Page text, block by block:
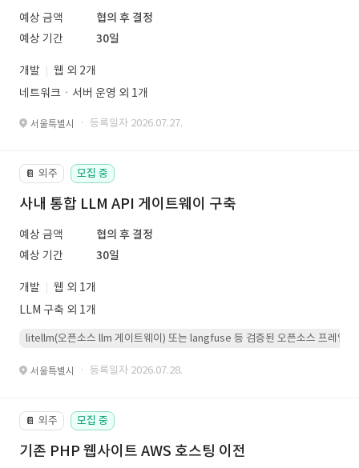
예상 금액
협의 후 결정
예상 기간
30일
개발
웹 외 2개
네트워크ㆍ서버 운영 외 1개
서울특별시 · 등록일자 2026.07.27.
📔 외주 모집 중
사내 통합 LLM API 게이트웨이 구축
예상 금액
협의 후 결정
예상 기간
30일
개발
웹 외 1개
LLM 구축 외 1개
litellm(오픈소스 llm 게이트웨이) 또는 langfuse 등 검증된 오픈소스 프레임워
서울특별시 · 등록일자 2026.07.28.
📔 외주 모집 중
기존 PHP 웹사이트 AWS 호스팅 이전